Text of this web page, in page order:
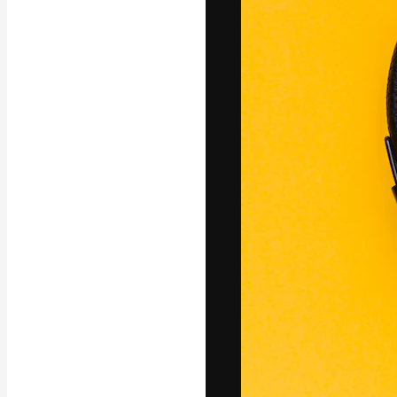
La piattaforma
migliori lavori.
creativi,
Copyright © 2010-